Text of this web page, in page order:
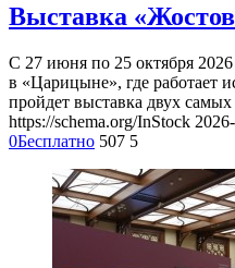
Выставка
С 27 июня по 25 октября
в «Царицыне», где работает
пройдет выставка двух
https://schema.org/InStock
0Бесплатно 507 5